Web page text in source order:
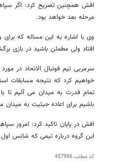
افش همچنین تصریح کرد: اگر
مرحله بعد خواهد بود.
وی با اشاره به این مساله که
افتاد ولی مطمئن باشید در بازی
سرمربی تیم فوتبال الاتحاد در
خواهیم کرد که نتیجه مسابقات
تمام قدرت به میدان می آئیم
باشیم برای اعاده حیثیت به میدان
این گروه درباره تیمی که شانس
کد مطلب457996